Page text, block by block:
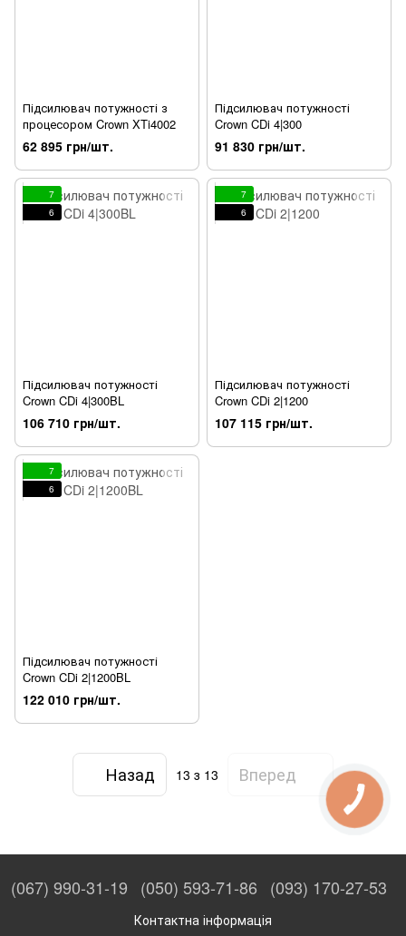
Підсилювач потужності з
процесором Crown XTi4002
62 895 грн/шт.
Підсилювач потужності
Crown CDi 4|300
91 830 грн/шт.
7
6
Підсилювач потужності
Crown CDi 4|300BL
106 710 грн/шт.
7
6
Підсилювач потужності
Crown CDi 2|1200
107 115 грн/шт.
7
6
Підсилювач потужності
Crown CDi 2|1200BL
122 010 грн/шт.
Назад 13 з 13 Вперед
(067) 990-31-19 (050) 593-71-86 (093) 170-27-53
Контактна інформація